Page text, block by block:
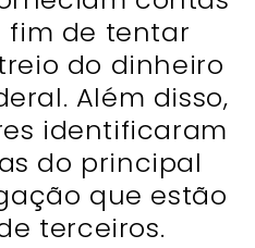
fim de tentar
do dinheiro
Além disso,
identificaram
do principal
que estão
terceiros.